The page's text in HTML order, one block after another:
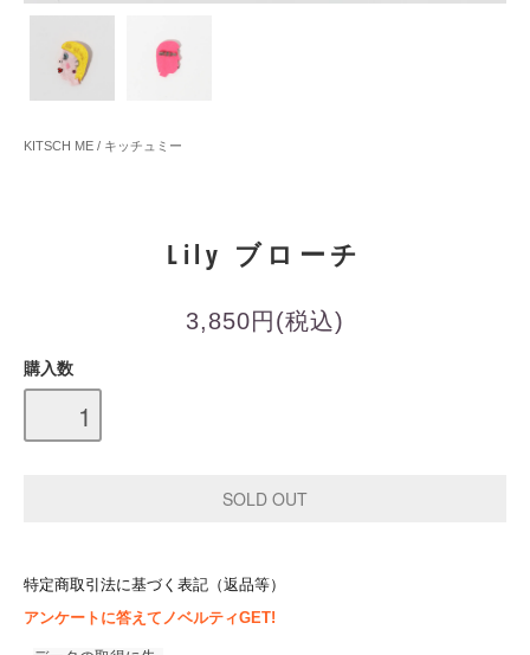
KITSCH ME / キッチュミー
Lily ブローチ
3,850円(税込)
購入数
特定商取引法に基づく表記（返品等）
アンケートに答えてノベルティGET!